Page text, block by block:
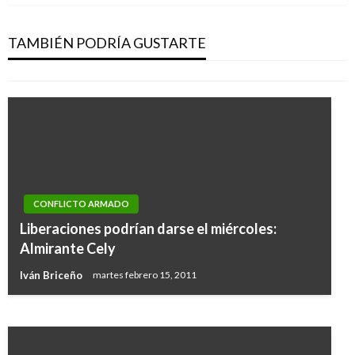
TAMBIÉN PODRÍA GUSTARTE
Colombia
Ariel Cabrera viernes marzo 6, 2020
CONFLICTO ARMADO
Liberaciones podrían darse el miércoles:
Almirante Cely
Iván Briceño martes febrero 15, 2011
Papa Francisco convoca a «un minuto de